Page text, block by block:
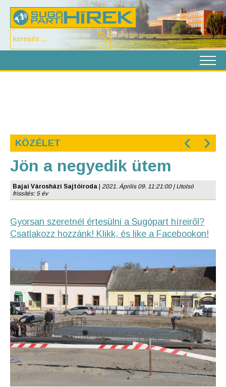
KÖZÉLET ‹ ›
Jön a negyedik ütem
Bajai Városházi Sajtóiroda
2021. Április 09. 11:21:00 | Utolsó
frissítés: 5 év
Gyorsan szeretnél értesülni a Sugópart híreiről?
Csatlakozz hozzánk! Klikk, és like a Facebookon!